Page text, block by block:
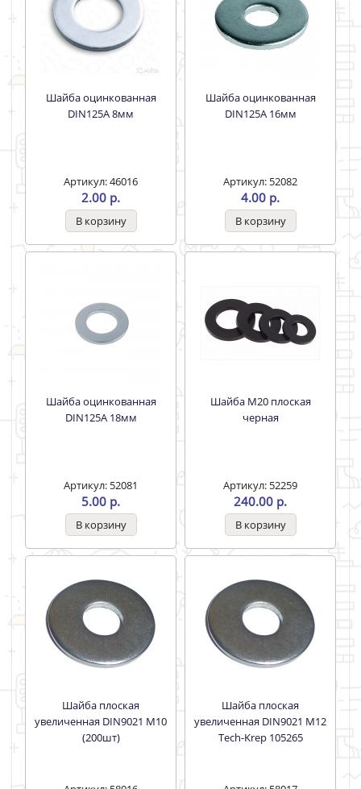
увеличенная DIN9021 M6
(300шт)
Артикул: 43331
1.00 р.
Шайба оцинкованная
DIN125А 8мм
Артикул: 46016
2.00 р.
DIN125А 16мм
Артикул: 52082
4.00 р.
Шайба оцинкованная
DIN125А 18мм
Артикул: 52081
5.00 р.
Шайба M20 плоская
черная
Артикул: 52259
240.00 р.
увеличенная DIN9021 M10
(200шт)
Артикул: 58016
5.00 р.